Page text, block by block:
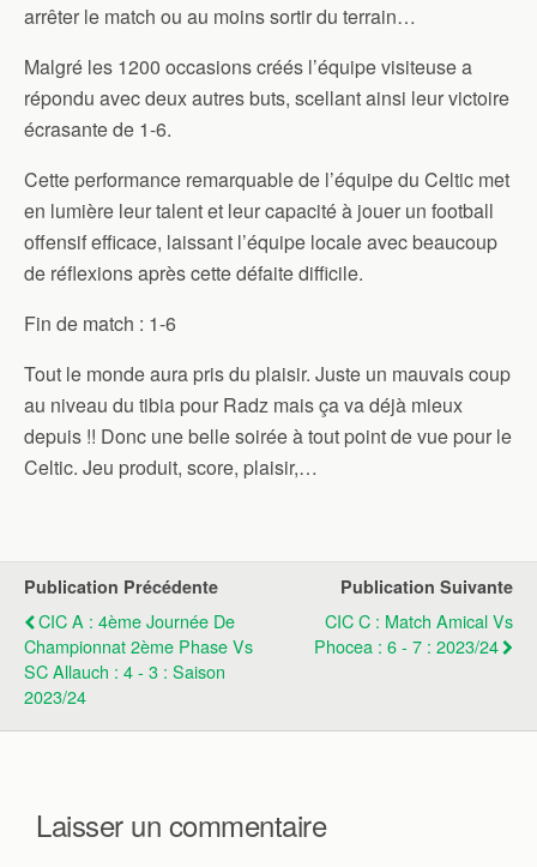
arrêter le match ou au moins sortir du terrain…
Malgré les 1200 occasions créés l’équipe visiteuse a
répondu avec deux autres buts, scellant ainsi leur victoire
écrasante de 1-6.
Cette performance remarquable de l’équipe du Celtic met
en lumière leur talent et leur capacité à jouer un football
offensif efficace, laissant l’équipe locale avec beaucoup
de réflexions après cette défaite difficile.
Fin de match : 1-6
Tout le monde aura pris du plaisir. Juste un mauvais coup
au niveau du tibia pour Radz mais ça va déjà mieux
depuis !! Donc une belle soirée à tout point de vue pour le
Celtic. Jeu produit, score, plaisir,…
Publication Précédente
CIC A : 4ème Journée De
Championnat 2ème Phase Vs
SC Allauch : 4 - 3 : Saison
2023/24
Publication Suivante
CIC C : Match Amical Vs
Phocea : 6 - 7 : 2023/24
Laisser un commentaire